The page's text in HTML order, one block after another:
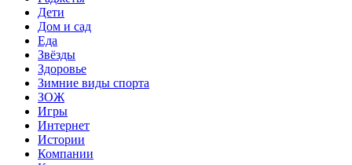
Дети
Дом и сад
Еда
Звёзды
Здоровье
Зимние виды спорта
ЗОЖ
Игры
Интернет
Истории
Компании